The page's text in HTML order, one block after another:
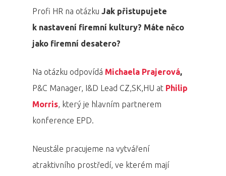
Profi HR na otázku Jak přistupujete
k nastavení firemní kultury? Máte něco
jako firemní desatero?
Na otázku odpovídá Michaela Prajerová,
P&C Manager, I&D Lead CZ,SK,HU at Philip
Morris, který je hlavním partnerem
konference EPD.
Neustále pracujeme na vytváření
atraktivního prostředí, ve kterém mají